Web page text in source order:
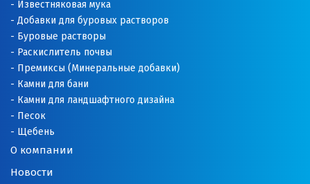
О компании
Новости
Известняковая мука
Добавки для буровых растворов
Буровые растворы
Раскислитель почвы
Премиксы (Минеральные добавки)
Камни для бани
Камни для ландшафтного дизайна
Песок
Щебень